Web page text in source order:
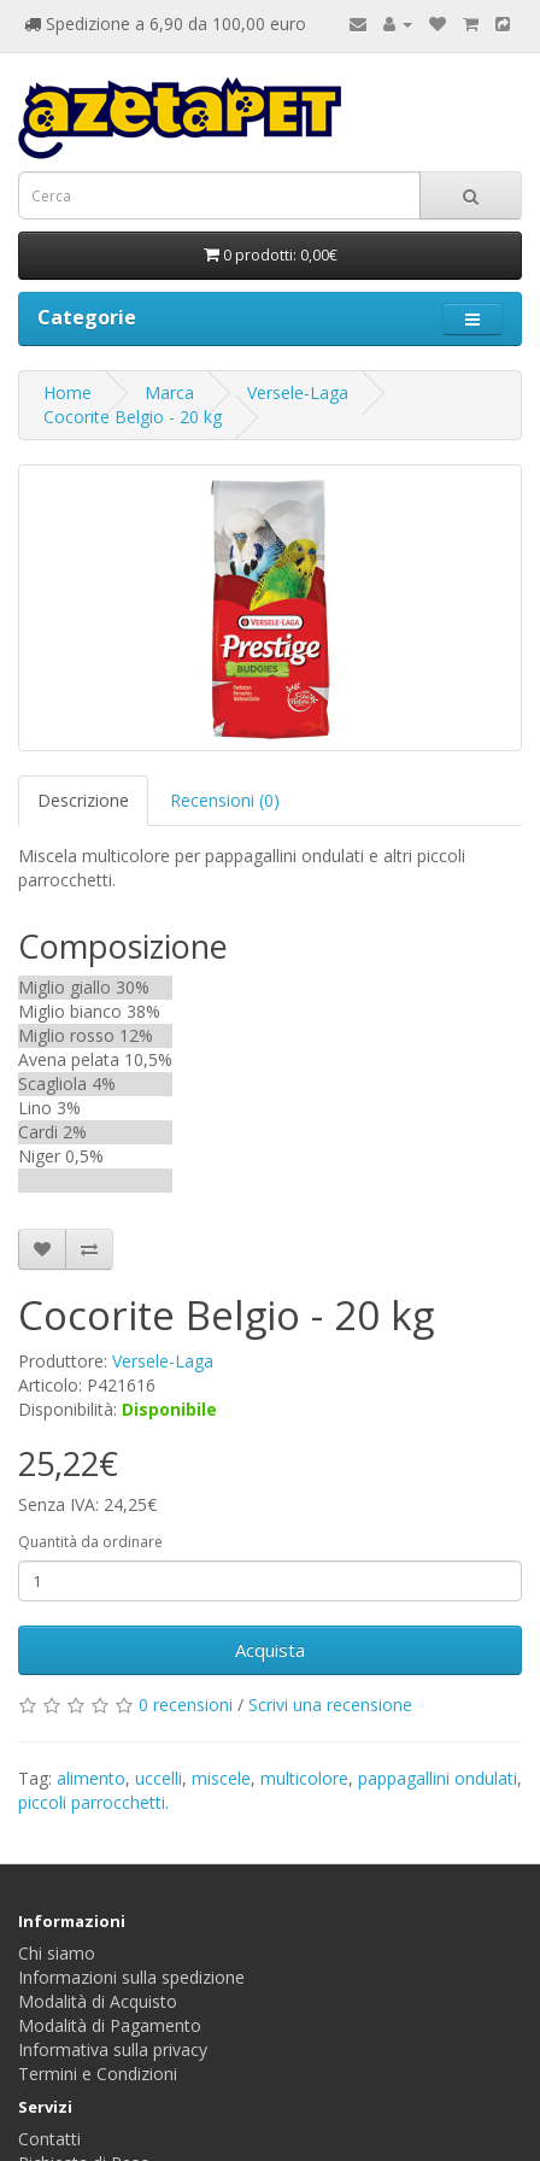
Spedizione a 6,90 da 100,00 euro
0 prodotti: 0,00€
Categorie
Home Marca
Versele-Laga
Cocorite Belgio - 20 kg
Descrizione Recensioni (0)
Miscela multicolore per pappagallini ondulati e altri piccoli
parrocchetti.
Composizione
Miglio giallo 30%
Miglio bianco 38%
Miglio rosso 12%
Avena pelata 10,5%
Scagliola 4%
Lino 3%
Cardi 2%
Niger 0,5%
Cocorite Belgio - 20 kg
Produttore: Versele-Laga
Articolo: P421616
Disponibilità: Disponibile
25,22€
Senza IVA: 24,25€
Quantità da ordinare
Acquista
0 recensioni / Scrivi una recensione
Tag: alimento, uccelli, miscele, multicolore, pappagallini ondulati,
piccoli parrocchetti.
Informazioni
Chi siamo
Informazioni sulla spedizione
Modalità di Acquisto
Modalità di Pagamento
Informativa sulla privacy
Termini e Condizioni
Servizi
Contatti